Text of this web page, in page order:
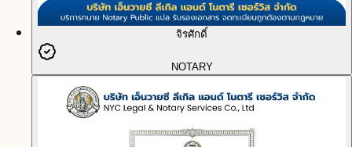
จิรศักดิ์
NOTARY